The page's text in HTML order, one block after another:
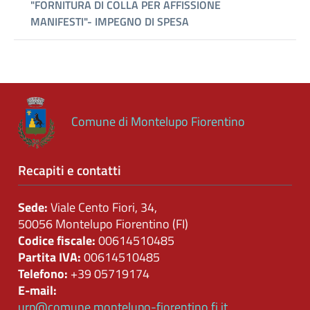
Comune di Montelupo Fiorentino
Recapiti e contatti
Sede:Viale Cento Fiori, 34,
50056 Montelupo Fiorentino (FI)
Codice fiscale:00614510485
Partita IVA:00614510485
Telefono: +39 05719174
E-mail: